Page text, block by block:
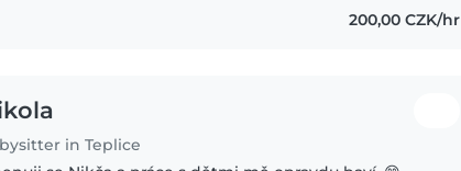
200,00 CZK/hr
in Teplice